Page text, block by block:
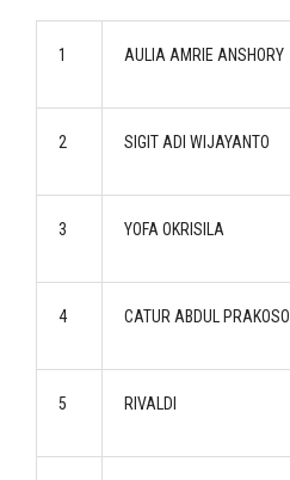
1 AULIA AMRIE ANSHORY
2 SIGIT ADI WIJAYANTO
3 YOFA OKRISILA
4 CATUR ABDUL PRAKOSO
5 RIVALDI